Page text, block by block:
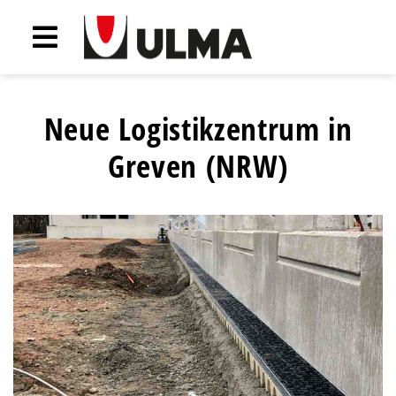
Neue Logistikzentrum in
Greven (NRW)